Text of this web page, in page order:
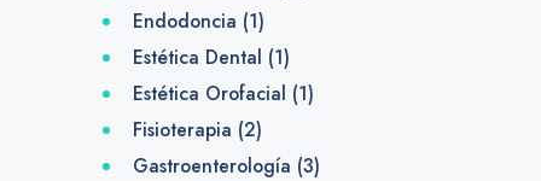
Endodoncia (1)
Estética Dental (1)
Estética Orofacial (1)
Fisioterapia (2)
Gastroenterología (3)